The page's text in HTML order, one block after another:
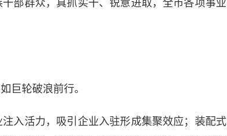
部群众，真抓实干、锐意进取，全市各项事业
轮破浪前行。
活力，吸引企业入驻形成集聚效应；装配式